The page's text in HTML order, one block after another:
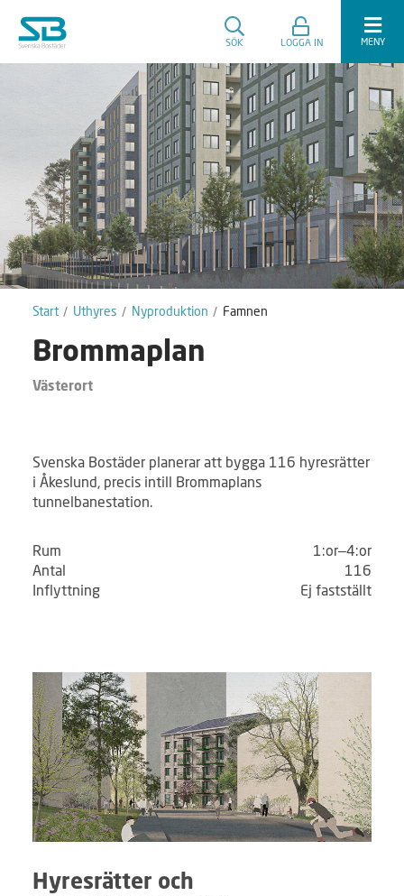
SÖK LOGGA IN MENY
Start Uthyres Nyproduktion Famnen
Brommaplan
Västerort
Svenska Bostäder planerar att bygga 116 hyresrätter
i Åkeslund, precis intill Brommaplans
tunnelbanestation.
Rum
1:or–4:or
Antal
116
Inflyttning
Ej fastställt
Hyresrätter och